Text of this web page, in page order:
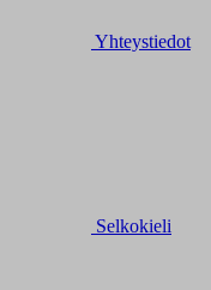
Yhteystiedot
Selkokieli